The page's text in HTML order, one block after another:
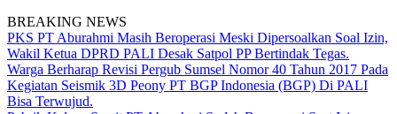
BREAKING NEWS
PKS PT Aburahmi Masih Beroperasi Meski Dipersoalkan Soal Izin,
Wakil Ketua DPRD PALI Desak Satpol PP Bertindak Tegas.
Warga Berharap Revisi Pergub Sumsel Nomor 40 Tahun 2017 Pada
Kegiatan Seismik 3D Peony PT BGP Indonesia (BGP) Di PALI
Bisa Terwujud.